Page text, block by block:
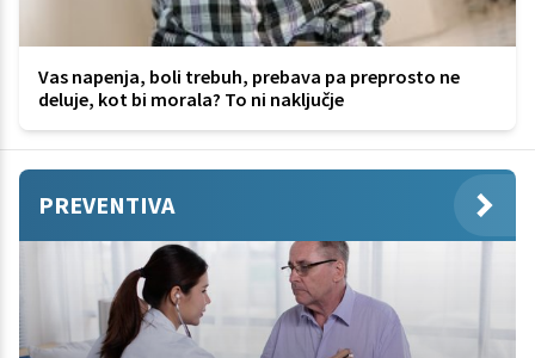
Vas napenja, boli trebuh, prebava pa preprosto ne
deluje, kot bi morala? To ni naključje
PREVENTIVA